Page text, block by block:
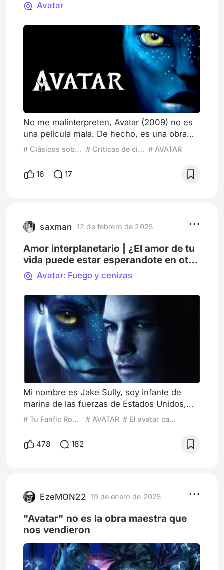
Avatar
No me malinterpreten, Avatar (2009) no es
una película mala. De hecho, es una obra
maestra desde el punto de vista técnico.
impresionante con efectos visuales que en
su momento fueron revolucionarios.
vivo. Pero más allá del espectáculo vi
# Clásicos sobrevalorados # Críticas de cine # AVATAR
16 17
saxman 12 de febrero de 2025
Amor interplanetario | ¿El amor de tu
vida puede estar esperandote en otro
planeta?
Avatar: Fuego y cenizas
Mi nombre es Jake Sully, soy infante de
marina de las fuerzas de Estados Unidos,
¿Que porque me uní a las fuerzas?… Bueno,
necesidad de luchar por una causa,
defender lo que creo que es justo, darle a
espera… a veces la vida nos hace du
# Tu Fanfic Romántico # AVATAR # El avatar camino del agua
478 182
EzeMON22 19 de enero de 2025
"Avatar" no es la obra maestra que
nos vendieron